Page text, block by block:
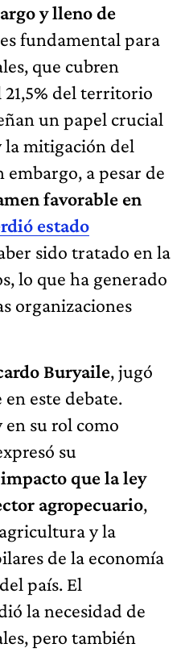
y lleno de
fundamental para
que cubren
del territorio
un papel crucial
la mitigación del
a pesar de
favorable en
estado
sido tratado en la
lo que ha generado
organizaciones
Buryaile, jugó
este debate.
su rol como
su
impacto que la ley
agropecuario,
y la
de la economía
país. El
la necesidad de
pero también